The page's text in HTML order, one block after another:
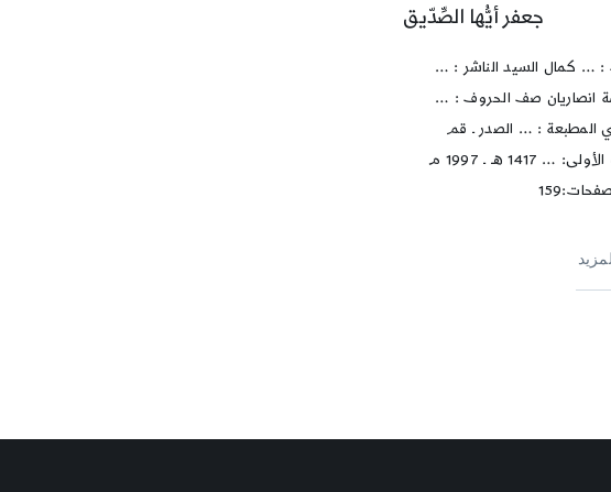
جعفر أيُّها الصِّدّيق
: … كمال السيد الناشر : …
انصاريان صف الحروف : …
المطبعة : … الصدر ـ قم
الطبعة الأولى: … 1417 هـ ـ 1997 م